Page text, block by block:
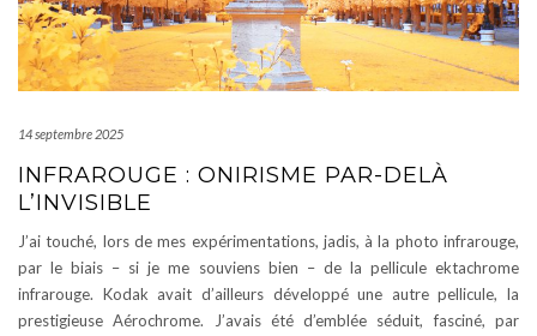
14 septembre 2025
INFRAROUGE : ONIRISME PAR-DELÀ
L’INVISIBLE
J’ai touché, lors de mes expérimentations, jadis, à la photo infrarouge,
par le biais – si je me souviens bien – de la pellicule ektachrome
infrarouge. Kodak avait d’ailleurs développé une autre pellicule, la
prestigieuse Aérochrome. J’avais été d’emblée séduit, fasciné, par